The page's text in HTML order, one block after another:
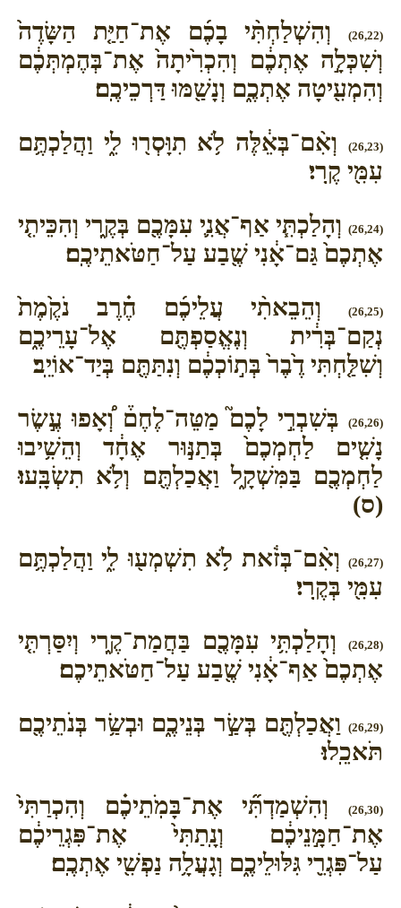
(26,22)
וְהִשְׁלַחְתִּ֨י בָכֶ֜ם אֶת־חַיַּ֤ת הַשָּׂדֶה֙
וְשִׁכְּלָ֣ה אֶתְכֶ֔ם וְהִכְרִ֙יתָה֙ אֶת־בְּהֶמְתְּכֶ֔ם
וְהִמְעִ֖יטָה אֶתְכֶ֑ם וְנָשַׁ֖מּוּ דַּרְכֵיכֶֽם׃
(26,23)
וְאִ֨ם־בְּאֵ֔לֶּה לֹ֥א תִוָּסְר֖וּ לִ֑י וַהֲלַכְתֶּ֥ם
עִמִּ֖י קֶֽרִי׃
(26,24)
וְהָלַכְתִּ֧י אַף־אֲנִ֛י עִמָּכֶ֖ם בְּקֶ֑רִי וְהִכֵּיתִ֤י
אֶתְכֶם֙ גַּם־אָ֔נִי שֶׁ֖בַע עַל־חַטֹּאתֵיכֶֽם׃
(26,25)
וְהֵבֵאתִ֨י עֲלֵיכֶ֜ם חֶ֗רֶב נֹקֶ֙מֶת֙
נְקַם־בְּרִ֔ית וְנֶאֱסַפְתֶּ֖ם אֶל־עָרֵיכֶ֑ם
וְשִׁלַּ֤חְתִּי דֶ֙בֶר֙ בְּת֣וֹכְכֶ֔ם וְנִתַּתֶּ֖ם בְּיַד־אוֹיֵֽב׃
(26,26)
בְּשִׁבְרִ֣י לָכֶם֮ מַטֵּה־לֶחֶם֒ וְ֠אָפוּ עֶ֣שֶׂר
נָשִׁ֤ים לַחְמְכֶם֙ בְּתַנּ֣וּר אֶחָ֔ד וְהֵשִׁ֥יבוּ
לַחְמְכֶ֖ם בַּמִּשְׁקָ֑ל וַאֲכַלְתֶּ֖ם וְלֹ֥א תִשְׂבָּֽעוּ׃
(ס)
(26,27)
וְאִ֨ם־בְּזֹ֔את לֹ֥א תִשְׁמְע֖וּ לִ֑י וַהֲלַכְתֶּ֥ם
עִמִּ֖י בְּקֶֽרִי׃
(26,28)
וְהָלַכְתִּ֥י עִמָּכֶ֖ם בַּחֲמַת־קֶ֑רִי וְיִסַּרְתִּ֤י
אֶתְכֶם֙ אַף־אָ֔נִי שֶׁ֖בַע עַל־חַטֹּאתֵיכֶם׃
(26,29)
וַאֲכַלְתֶּ֖ם בְּשַׂ֣ר בְּנֵיכֶ֑ם וּבְשַׂ֥ר בְּנֹתֵיכֶ֖ם
תֹּאכֵֽלוּ׃
(26,30)
וְהִשְׁמַדְתִּ֞י אֶת־בָּמֹֽתֵיכֶ֗ם וְהִכְרַתִּי֙
אֶת־חַמָּ֣נֵיכֶ֔ם וְנָֽתַתִּי֙ אֶת־פִּגְרֵיכֶ֔ם
עַל־פִּגְרֵ֖י גִּלּוּלֵיכֶ֑ם וְגָעֲלָ֥ה נַפְשִׁ֖י אֶתְכֶֽם׃